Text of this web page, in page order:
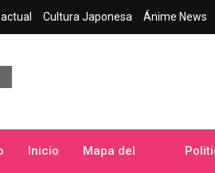
Cultura Japonesa Ánime News
Inicio Mapa del